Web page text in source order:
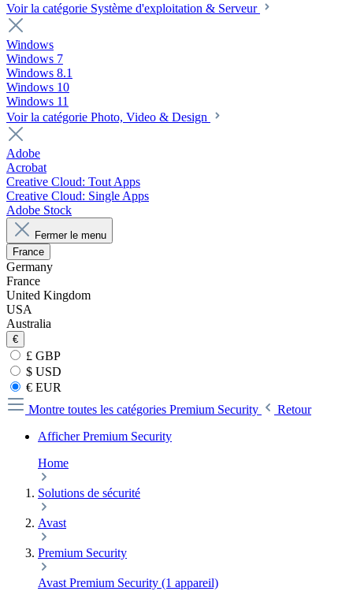
Voir la catégorie Système d'exploitation & Serveur
Windows
Windows 7
Windows 8.1
Windows 10
Windows 11
Voir la catégorie Photo, Video & Design
Adobe
Acrobat
Creative Cloud: Tout Apps
Creative Cloud: Single Apps
Adobe Stock
Fermer le menu
France
Germany
France
United Kingdom
USA
Australia
€
£ GBP
$ USD
€ EUR
Montre toutes les catégories Premium Security
Retour
Afficher Premium Security
Home
Solutions de sécurité
Avast
Premium Security
Avast Premium Security (1 appareil)